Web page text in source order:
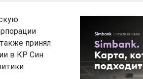
принял
в КР Син